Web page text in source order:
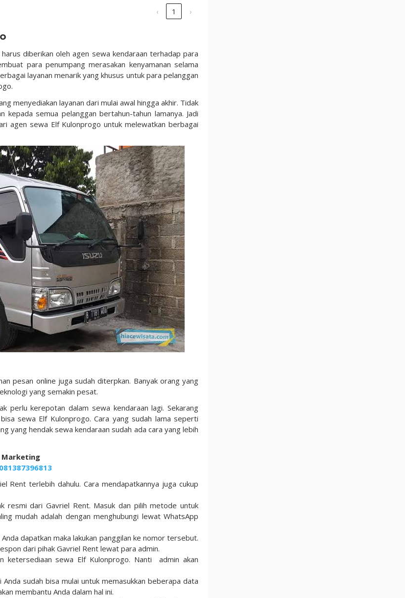
‹ 1 ›
diberikan oleh agen sewa kendaraan terhadap para
para penumpang merasakan kenyamanan selama
layanan menarik yang khusus untuk para pelanggan
menyediakan layanan dari mulai awal hingga akhir. Tidak
semua pelanggan bertahun-tahun lamanya. Jadi
agen sewa Elf Kulonprogo untuk melewatkan berbagai
pesan online juga sudah diterpkan. Banyak orang yang
yang semakin pesat.
perlu kerepotan dalam sewa kendaraan lagi. Sekarang
sewa Elf Kulonprogo. Cara yang sudah lama seperti
yang hendak sewa kendaraan sudah ada cara yang lebih
Marketing
081387396813
Rent terlebih dahulu. Cara mendapatkannya juga cukup
resmi dari Gavriel Rent. Masuk dan pilih metode untuk
mudah adalah dengan menghubungi lewat WhatsApp
dapatkan maka lakukan panggilan ke nomor tersebut.
dari pihak Gavriel Rent lewat para admin.
ketersediaan sewa Elf Kulonprogo. Nanti admin akan
sudah bisa mulai untuk memasukkan beberapa data
membantu Anda dalam hal ini.